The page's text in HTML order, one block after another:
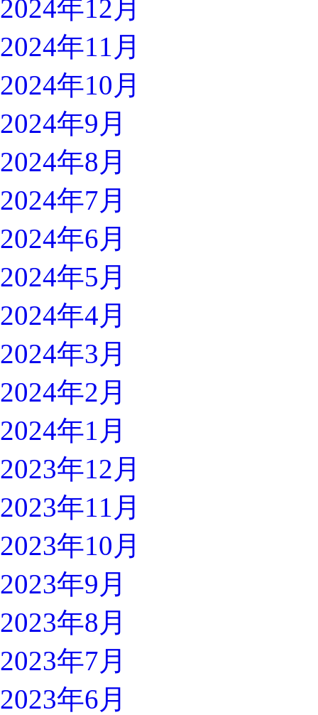
2024年12月
2024年11月
2024年10月
2024年9月
2024年8月
2024年7月
2024年6月
2024年5月
2024年4月
2024年3月
2024年2月
2024年1月
2023年12月
2023年11月
2023年10月
2023年9月
2023年8月
2023年7月
2023年6月